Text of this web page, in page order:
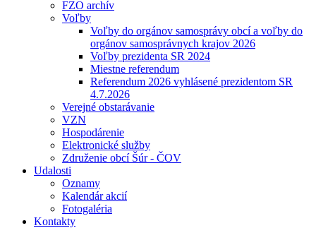
FZO archív
Voľby
Voľby do orgánov samosprávy obcí a voľby do
orgánov samosprávnych krajov 2026
Voľby prezidenta SR 2024
Miestne referendum
Referendum 2026 vyhlásené prezidentom SR
4.7.2026
Verejné obstarávanie
VZN
Hospodárenie
Elektronické služby
Združenie obcí Šúr - ČOV
Udalosti
Oznamy
Kalendár akcií
Fotogaléria
Kontakty